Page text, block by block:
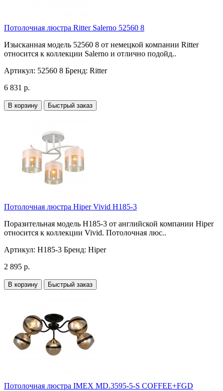
Потолочная люстра Ritter Salerno 52560 8
Изысканная модель 52560 8 от немецкой компании Ritter
относится к коллекции Salerno и отлично подойд..
Артикул: 52560 8 Бренд: Ritter
6 831 р.
В корзину Быстрый заказ
Потолочная люстра Hiper Vivid H185-3
Поразительная модель H185-3 от английской компании Hiper
относится к коллекции Vivid. Потолочная люс..
Артикул: H185-3 Бренд: Hiper
2 895 р.
В корзину Быстрый заказ
Потолочная люстра IMEX MD.3595-5-S COFFEE+FGD